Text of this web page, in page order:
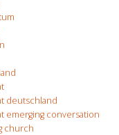
deutschland
emerging conversation
church